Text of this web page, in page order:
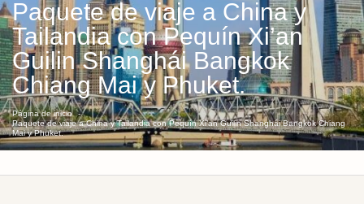
Paquete de viaje a China y
Tailandia con Pequín Xi’an
Guilin Shanghái Bangkok
Chiang Mai y Phuket.
Página de inicio
Paquete de viaje a China y Tailandia con Pequín Xi’an Guilin Shanghái Bangkok Chiang
Mai y Phuket.